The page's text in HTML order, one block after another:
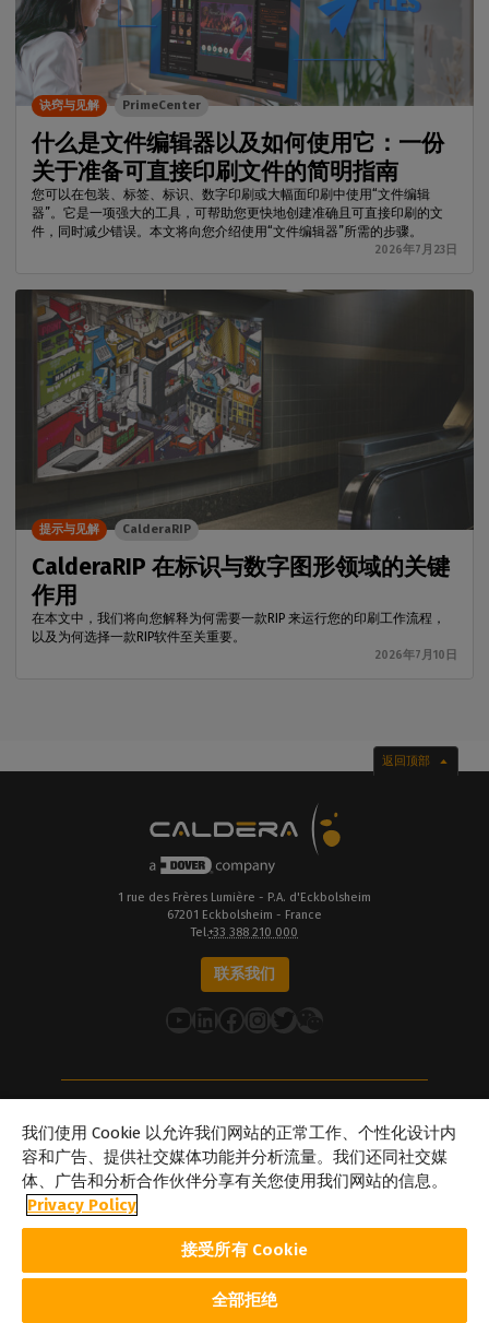
什么是文件编辑器以及如何使用它：一份
关于准备可直接印刷文件的简明指南
您可以在包装、标签、标识、数字印刷或大幅面印刷中使用“文件编辑
器”。它是一项强大的工具，可帮助您更快地创建准确且可直接印刷的文
件，同时减少错误。本文将向您介绍使用“文件编辑器”所需的步骤。
2026年7月23日
诀窍与见解 PrimeCenter
CalderaRIP 在标识与数字图形领域的关键
作用
在本文中，我们将向您解释为何需要一款RIP 来运行您的印刷工作流程，
以及为何选择一款RIP软件至关重要。
2026年7月10日
提示与见解 CalderaRIP
返回顶部
1 rue des Frères Lumière - P.A. d'Eckbolsheim
67201 Eckbolsheim - France
Tel.+33 388 210 000
联系我们
YouTube
LinkedIn
在 Facebook 上Instagram
推特
关于Caldera
我们的地点
关于Dover
合作伙伴
及品牌名称均为其各自所有者的财产。此处展示的所有图像和照片版
权归其各自所有者所有。Caldera 在不事先通知的情况下修改本网站
我们使用 Cookie 以允许我们网站的正常工作、个性化设计内
容和广告、提供社交媒体功能并分析流量。我们还同社交媒
体、广告和分析合作伙伴分享有关您使用我们网站的信息。
Privacy Policy
接受所有 Cookie
全部拒绝